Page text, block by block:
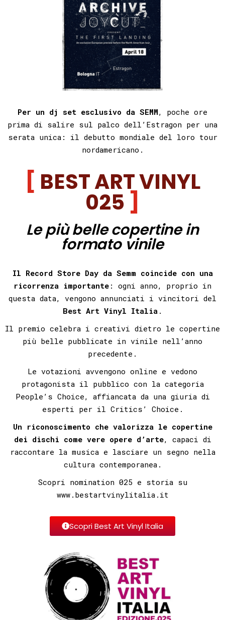
Per un dj set esclusivo da SEMM, poche ore
prima di salire sul palco dell’Estragon per una
serata unica: il debutto mondiale del loro tour
nordamericano.
BEST ART VINYL
025
Le più belle copertine in
formato vinile
Il Record Store Day da Semm coincide con una
ricorrenza importante : ogni anno, proprio in
questa data, vengono annunciati i vincitori del
Best Art Vinyl Italia .
Il premio celebra i creativi dietro le copertine
più belle pubblicate in vinile nell’anno
precedente.
Le votazioni avvengono online e vedono
protagonista il pubblico con la categoria
People’s Choice, affiancata da una giuria di
esperti per il Critics’ Choice.
Un riconoscimento che valorizza le copertine
dei dischi come vere opere d’arte, capaci di
raccontare la musica e lasciare un segno nella
cultura contemporanea.
Scopri nomination 025 e storia su
www.bestartvinylitalia.it
Scopri Best Art Vinyl Italia